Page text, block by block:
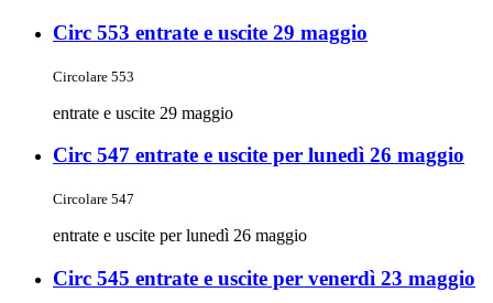
Circ 553 entrate e uscite 29 maggio
Circolare 553
entrate e uscite 29 maggio
Circ 547 entrate e uscite per lunedì 26 maggio
Circolare 547
entrate e uscite per lunedì 26 maggio
Circ 545 entrate e uscite per venerdì 23 maggio